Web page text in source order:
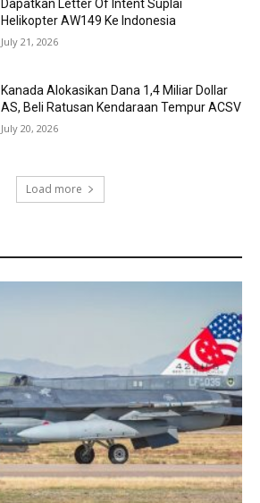
Dapatkan Letter Of Intent Suplai
Helikopter AW149 Ke Indonesia
July 21, 2026
Kanada Alokasikan Dana 1,4 Miliar Dollar
AS, Beli Ratusan Kendaraan Tempur ACSV
July 20, 2026
Load more